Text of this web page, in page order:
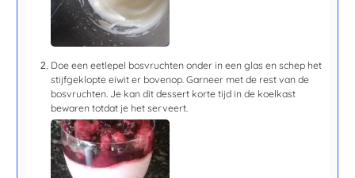
Doe een eetlepel bosvruchten onder in een glas en schep het
stijfgeklopte eiwit er bovenop. Garneer met de rest van de
bosvruchten. Je kan dit dessert korte tijd in de koelkast
bewaren totdat je het serveert.